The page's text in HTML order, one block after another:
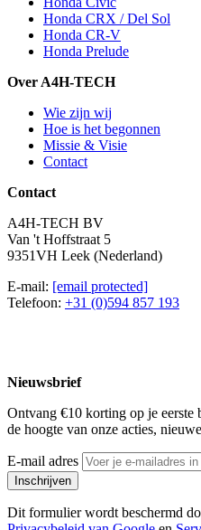
Honda CRX / Del Sol
Honda CR-V
Honda Prelude
Over A4H-TECH
Wie zijn wij
Hoe is het begonnen
Missie & Visie
Contact
Contact
A4H-TECH BV
Van 't Hoffstraat 5
9351VH Leek (Nederland)
E-mail: [email protected]
Telefoon: +31 (0)594 857 193
Nieuwsbrief
Ontvang €10 korting op je
de hoogte van onze acties,
E-mail adres
Inschrijven
Dit formulier wordt beschermd